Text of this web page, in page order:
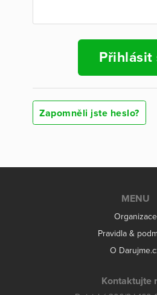
Přihlásit
Zapomněli jste heslo?
MENU
Organizace
Pravidla &
O
Kontaktujte